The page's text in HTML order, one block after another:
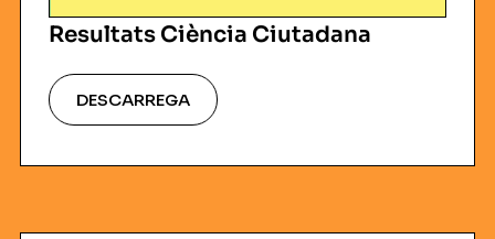
Resultats Ciència Ciutadana
DESCARREGA